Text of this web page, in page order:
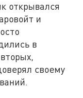
открывался
и
в
своему